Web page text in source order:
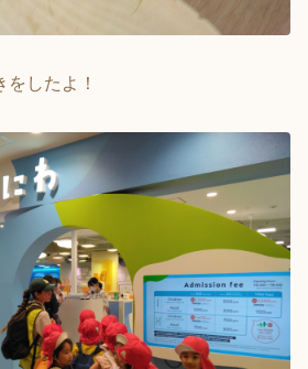
したよ！